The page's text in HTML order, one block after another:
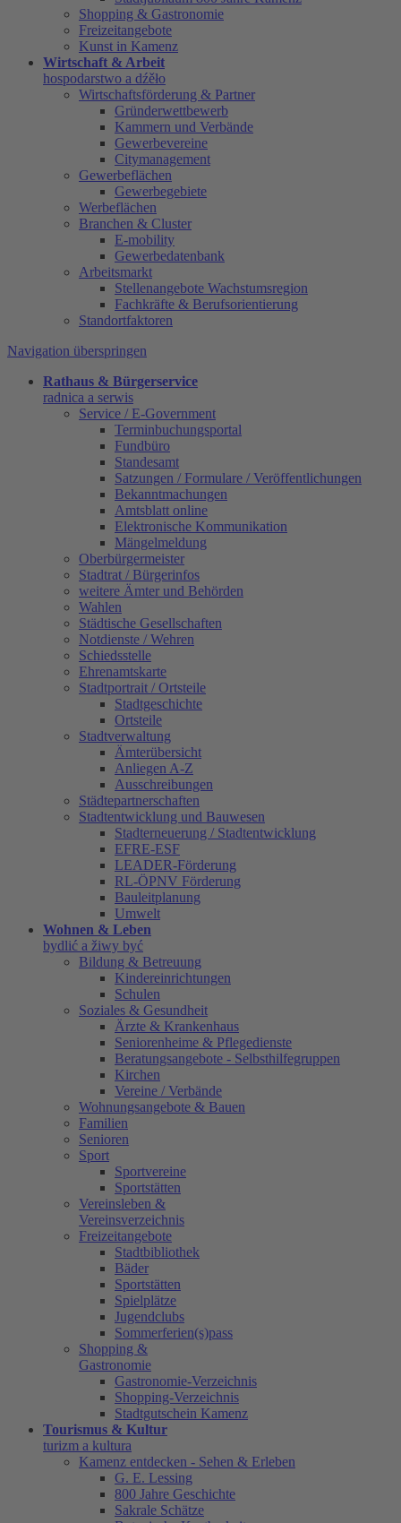
Shopping & Gastronomie
Freizeitangebote
Kunst in Kamenz
Wirtschaft & Arbeit
hospodarstwo a dźěło
Wirtschaftsförderung & Partner
Gründerwettbewerb
Kammern und Verbände
Gewerbevereine
Citymanagement
Gewerbeflächen
Gewerbegebiete
Werbeflächen
Branchen & Cluster
E-mobility
Gewerbedatenbank
Arbeitsmarkt
Stellenangebote Wachstumsregion
Fachkräfte & Berufsorientierung
Standortfaktoren
Navigation überspringen
Rathaus & Bürgerservice
radnica a serwis
Service / E-Government
Terminbuchungsportal
Fundbüro
Standesamt
Satzungen / Formulare / Veröffentlichungen
Bekanntmachungen
Amtsblatt online
Elektronische Kommunikation
Mängelmeldung
Oberbürgermeister
Stadtrat / Bürgerinfos
weitere Ämter und Behörden
Wahlen
Städtische Gesellschaften
Notdienste / Wehren
Schiedsstelle
Ehrenamtskarte
Stadtportrait / Ortsteile
Stadtgeschichte
Ortsteile
Stadtverwaltung
Ämterübersicht
Anliegen A-Z
Ausschreibungen
Städtepartnerschaften
Stadtentwicklung und Bauwesen
Stadterneuerung / Stadtentwicklung
EFRE-ESF
LEADER-Förderung
RL-ÖPNV Förderung
Bauleitplanung
Umwelt
Wohnen & Leben
bydlić a žiwy być
Bildung & Betreuung
Kindereinrichtungen
Schulen
Soziales & Gesundheit
Ärzte & Krankenhaus
Seniorenheime & Pflegedienste
Beratungsangebote - Selbsthilfegruppen
Kirchen
Vereine / Verbände
Wohnungsangebote & Bauen
Familien
Senioren
Sport
Sportvereine
Sportstätten
Vereinsleben &
Vereinsverzeichnis
Freizeitangebote
Stadtbibliothek
Bäder
Sportstätten
Spielplätze
Jugendclubs
Sommerferien(s)pass
Shopping &
Gastronomie
Gastronomie-Verzeichnis
Shopping-Verzeichnis
Stadtgutschein Kamenz
Tourismus & Kultur
turizm a kultura
Kamenz entdecken - Sehen & Erleben
G. E. Lessing
800 Jahre Geschichte
Sakrale Schätze